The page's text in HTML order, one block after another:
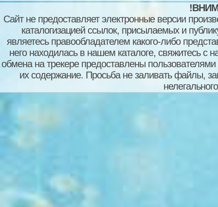
Сайт не предоставляет электронные версии
каталогизацией ссылок, присылаемых и
являетесь правообладателем какого-либо
него находилась в нашем каталоге, свяжитесь
обмена на трекере предоставлены пользователями
их содержание. Просьба не заливать файлы,